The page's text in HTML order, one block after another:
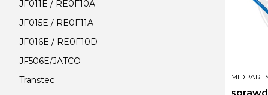
JF011E / RE0F10A
JF015E / RE0F11A
JF016E / RE0F10D
JF506E/JATCO
Transtec